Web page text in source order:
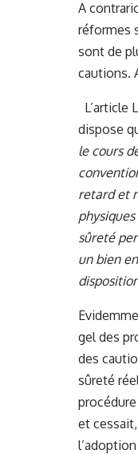
A
réformes
sont de
cautions.
L’article
dispose
le cours
retard et
sûreté
un bien
gel des
des
sûreté
et